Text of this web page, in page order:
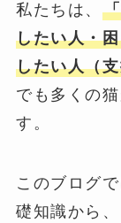
私たちは、
したい人・
したい人（
でも多くの
す。
このブログ
礎知識から